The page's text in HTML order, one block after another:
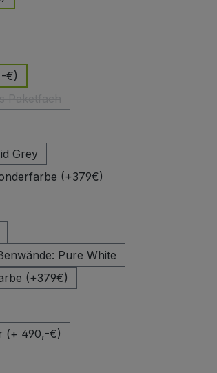
€)
(Diese Option ist zurzeit nicht verfügbar.)
Grey
(+379€)
Pure White
(+379€)
(+ 490,-€)